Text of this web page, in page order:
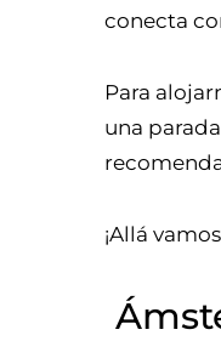
conecta
Para
una
¡Allá